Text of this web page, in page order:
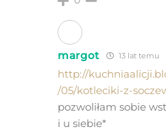
margot 13 lat temu
http://
/05/kotleciki-z-
pozwoliłam sobie
i u siebie*